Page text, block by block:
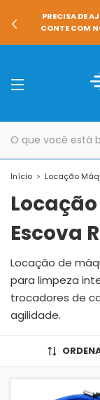
PRECISA DE
CONTE COM
Início > Locação
Escova
Locação de
para limpeza
trocadores de
agilidade.